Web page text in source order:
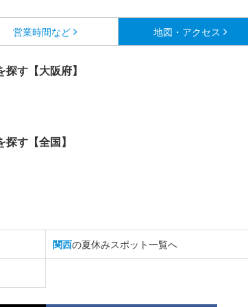
営業時間など 地図・アクセス
す【大阪府】
す【全国】
関西の夏休みスポット一覧へ